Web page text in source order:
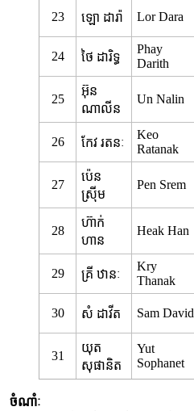
23 ឡោ ដារ៉ា Lor Dara
24 ថៃ ដារិទ្ធ
Phay
Darith
25
អ៊ុន
ណាលីន
Un Nalin
26 កែវ រតនៈ
Keo
Ratanak
27
ប៉េន
ស្រ៊ីម
Pen Srem
28
ហ៊ាក់
ហាន
Heak Han
29 គ្រី ឋានៈ
Kry
Thanak
30 សំ ដាវីត Sam David
31
យុត
សុផានិត
Yut
Sophanet
ចំណាំៈ